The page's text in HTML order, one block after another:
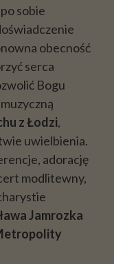
sobie
obecność
serca
Bogu
z Łodzi,
uwielbienia.
adorację
modlitewny,
Jamrozka